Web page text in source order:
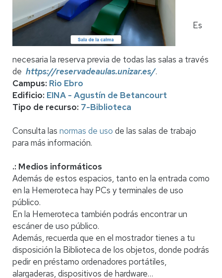
Es
necesaria la reserva previa de todas las salas a través
de https://reservadeaulas.unizar.es/.
Campus: Rio Ebro
Edificio: EINA - Agustín de Betancourt
Tipo de recurso: 7-Biblioteca
Consulta las normas de uso de las salas de trabajo
para más información.
.: Medios informáticos
Además de estos espacios, tanto en la entrada como
en la Hemeroteca hay PCs y terminales de uso
público.
En la Hemeroteca también podrás encontrar un
escáner de uso público.
Además, recuerda que en el mostrador tienes a tu
disposición la Biblioteca de los objetos, donde podrás
pedir en préstamo ordenadores portátiles,
alargaderas, dispositivos de hardware…